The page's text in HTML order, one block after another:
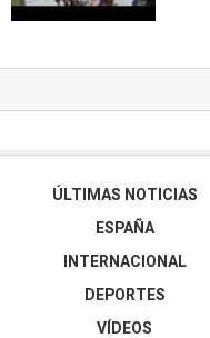
ÚLTIMAS NOTICIAS
ESPAÑA
INTERNACIONAL
DEPORTES
VÍDEOS